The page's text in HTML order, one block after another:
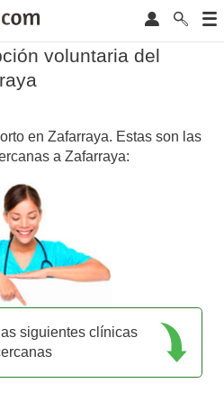
voluntaria del
en Zafarraya. Estas son las
a Zafarraya:
siguientes clínicas